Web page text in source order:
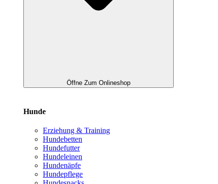
Öffne Zum Onlineshop
Hunde
Erziehung & Training
Hundebetten
Hundefutter
Hundeleinen
Hundenäpfe
Hundepflege